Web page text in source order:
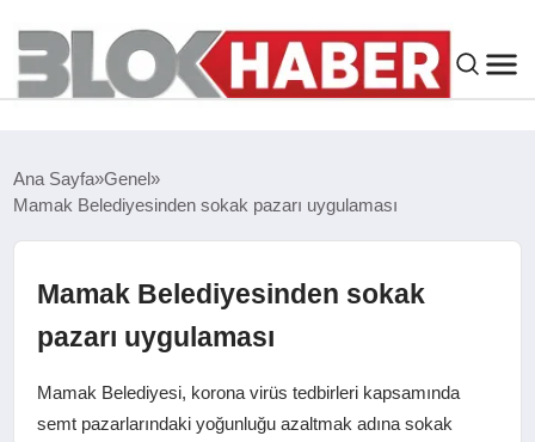
SIYASET
ÇEVRE
SPOR
Ana Sayfa Genel
Mamak Belediyesinden sokak pazarı uygulaması
Mamak Belediyesinden sokak
pazarı uygulaması
Mamak Belediyesi, korona virüs tedbirleri kapsamında
semt pazarlarındaki yoğunluğu azaltmak adına sokak